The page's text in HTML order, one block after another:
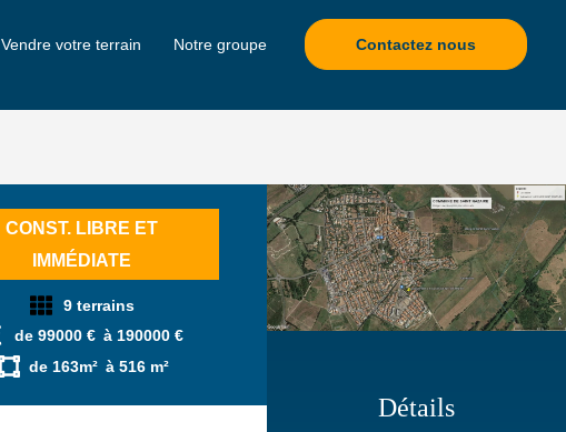
Vendre votre terrain Notre groupe Contactez nous
CONST. LIBRE ET
IMMÉDIATE
9 terrains
de 99000 € à 190000 €
de 163m² à 516 m²
Détails